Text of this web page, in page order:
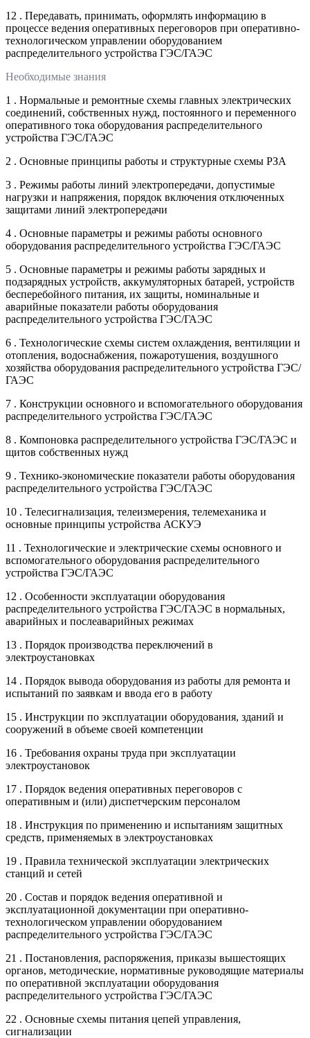
12 . Передавать, принимать, оформлять информацию в
процессе ведения оперативных переговоров при оперативно-
технологическом управлении оборудованием
распределительного устройства ГЭС/ГАЭС
Необходимые знания
1 . Нормальные и ремонтные схемы главных электрических
соединений, собственных нужд, постоянного и переменного
оперативного тока оборудования распределительного
устройства ГЭС/ГАЭС
2 . Основные принципы работы и структурные схемы РЗА
3 . Режимы работы линий электропередачи, допустимые
нагрузки и напряжения, порядок включения отключенных
защитами линий электропередачи
4 . Основные параметры и режимы работы основного
оборудования распределительного устройства ГЭС/ГАЭС
5 . Основные параметры и режимы работы зарядных и
подзарядных устройств, аккумуляторных батарей, устройств
бесперебойного питания, их защиты, номинальные и
аварийные показатели работы оборудования
распределительного устройства ГЭС/ГАЭС
6 . Технологические схемы систем охлаждения, вентиляции и
отопления, водоснабжения, пожаротушения, воздушного
хозяйства оборудования распределительного устройства ГЭС/
ГАЭС
7 . Конструкции основного и вспомогательного оборудования
распределительного устройства ГЭС/ГАЭС
8 . Компоновка распределительного устройства ГЭС/ГАЭС и
щитов собственных нужд
9 . Технико-экономические показатели работы оборудования
распределительного устройства ГЭС/ГАЭС
10 . Телесигнализация, телеизмерения, телемеханика и
основные принципы устройства АСКУЭ
11 . Технологические и электрические схемы основного и
вспомогательного оборудования распределительного
устройства ГЭС/ГАЭС
12 . Особенности эксплуатации оборудования
распределительного устройства ГЭС/ГАЭС в нормальных,
аварийных и послеаварийных режимах
13 . Порядок производства переключений в
электроустановках
14 . Порядок вывода оборудования из работы для ремонта и
испытаний по заявкам и ввода его в работу
15 . Инструкции по эксплуатации оборудования, зданий и
сооружений в объеме своей компетенции
16 . Требования охраны труда при эксплуатации
электроустановок
17 . Порядок ведения оперативных переговоров с
оперативным и (или) диспетчерским персоналом
18 . Инструкция по применению и испытаниям защитных
средств, применяемых в электроустановках
19 . Правила технической эксплуатации электрических
станций и сетей
20 . Состав и порядок ведения оперативной и
эксплуатационной документации при оперативно-
технологическом управлении оборудованием
распределительного устройства ГЭС/ГАЭС
21 . Постановления, распоряжения, приказы вышестоящих
органов, методические, нормативные руководящие материалы
по оперативной эксплуатации оборудования
распределительного устройства ГЭС/ГАЭС
22 . Основные схемы питания цепей управления,
сигнализации